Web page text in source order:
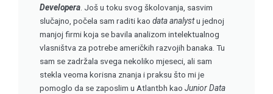
Developera. Još u toku svog školovanja, sasvim
slučajno, počela sam raditi kao data analystu jednoj
manjoj firmi koja se bavila analizom intelektualnog
vlasništva za potrebe američkih razvojih banaka. Tu
sam se zadržala svega nekoliko mjeseci, ali sam
stekla veoma korisna znanja i praksu što mi je
pomoglo da se zaposlim u Atlantbh kao Junior Data